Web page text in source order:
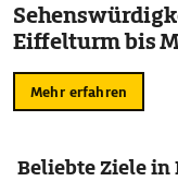
Eiffelturm bis
Mehr erfahren
Beliebte Ziele